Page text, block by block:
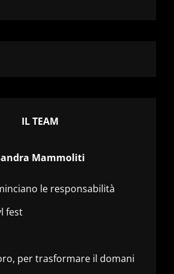
IL TEAM
Mammoliti
le responsabilità
fest
per trasformare il domani